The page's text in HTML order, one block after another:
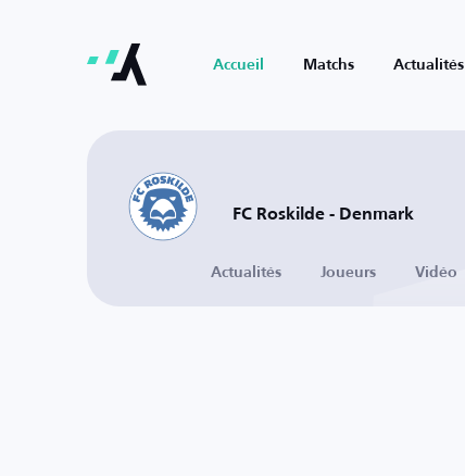
Accueil Matchs Actualités
FC Roskilde - Denmark
Actualités Joueurs Vidéo